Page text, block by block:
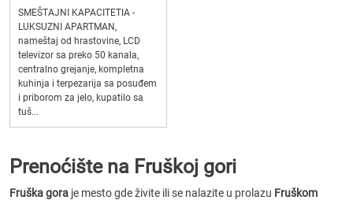
SMEŠTAJNI KAPACITETIA -
LUKSUZNI APARTMAN,
nameštaj od hrastovine, LCD
televizor sa preko 50 kanala,
centralno grejanje, kompletna
kuhinja i terpezarija sa posuđem
i priborom za jelo, kupatilo sa
tuš...
Prenoćište na Fruškoj gori
Fruška gora je mesto gde živite ili se nalazite u prolazu Fruškom